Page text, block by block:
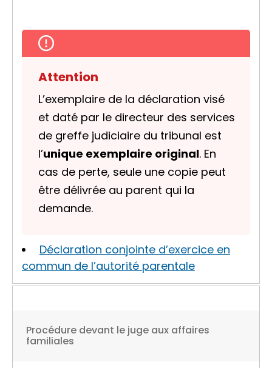
Attention
L’exemplaire de la déclaration visé
et daté par le directeur des services
de greffe judiciaire du tribunal est
l’unique exemplaire original. En
cas de perte, seule une copie peut
être délivrée au parent qui la
demande.
Déclaration conjointe d’exercice en
commun de l’autorité parentale
Procédure devant le juge aux affaires
familiales